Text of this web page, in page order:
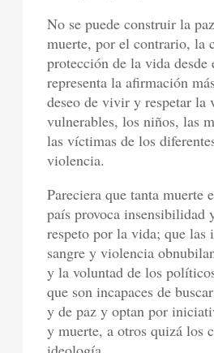
No se puede construir la
muerte, por el contrario, la
protección de la vida desde
representa la afirmación
deseo de vivir y respetar la
vulnerables, los niños, las
las víctimas de los
violencia.
Pareciera que tanta muerte
país provoca insensibilidad
respeto por la vida; que las
sangre y violencia
y la voluntad de los
que son incapaces de
y de paz y optan por
y muerte, a otros quizá los